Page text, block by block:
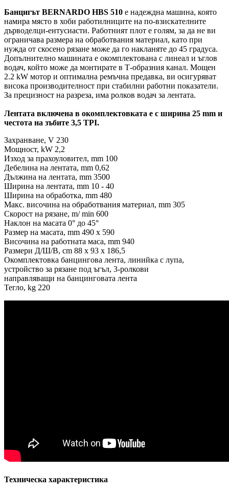
Банцигът BERNARDO HBS 510 е надеждна машина, която
намира място в хоби работилниците на по-взискателните
дърводелци-ентусиасти. Работният плот е голям, за да не ви
ограничава размера на обработвания материал, като при
нужда от скосено рязане може да го накланяте до 45 градуса.
Допълнително машината е окомплектована с линеал и ъглов
водач, който може да монтирате в Т-образния канал. Мощен
2.2 kW мотор и оптимална ремъчна предавка, ви осигуряват
висока производителност при стабилни работни показатели.
За прецизност на разреза, има ролков водач за лентата.
Лентата включена в окомплектовката е с ширина 25 mm и
честота на зъбите 3,5 TPI.
Захранване, V 230
Мощност, kW 2,2
Изход за прахоуловител, mm 100
Дебелина на лентата, mm 0,62
Дължина на лентата, mm 3500
Ширина на лентата, mm 10 - 40
Ширина на обработка, mm 480
Макс. височина на обработвания материал, mm 305
Скорост на рязане, m/ min 600
Наклон на масата 0° до 45°
Размер на масата, mm 490 х 590
Височина на работната маса, mm 940
Размери Д/Ш/В, cm 88 x 93 x 186,5
Окомплектовка банцингова лента, линийка с лупа,
устройство за рязане под ъгъл, 3-ролкови
направляващи на банцинговата лента
Тегло, kg 220
Техническа характеристика